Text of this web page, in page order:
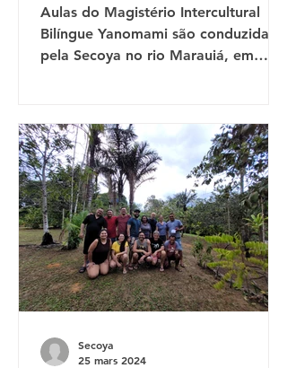
Aulas do Magistério Intercultural
Bilíngue Yanomami são conduzidas
pela Secoya no rio Marauiá, em
Secoya
25 mars 2024